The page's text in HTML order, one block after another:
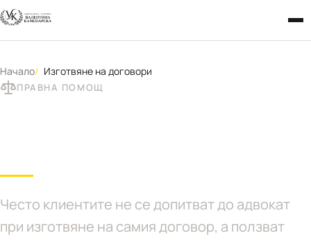
Начало Изготвяне на договори
ПРАВНА ПОМОЩ
Често клиентите не се допитват до адвокат
при изготвяне на самия договор, а ползват